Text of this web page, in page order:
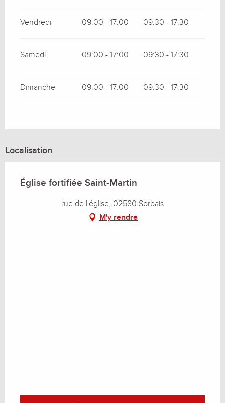
Vendredi 09:00 - 17:00 09:30 - 17:30
Samedi 09:00 - 17:00 09:30 - 17:30
Dimanche 09:00 - 17:00 09:30 - 17:30
Localisation
Église fortifiée Saint-Martin
rue de l'église, 02580 Sorbais
M'y rendre